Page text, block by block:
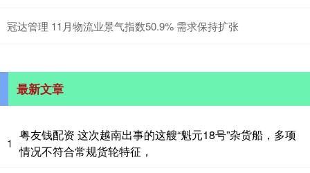
冠达管理 11月物流业景气指数50.9% 需求保持扩张
最新文章
1
粤友钱配资 这次越南出事的这艘“魁元18号”杂货船，多项
情况不符合常规货轮特征，